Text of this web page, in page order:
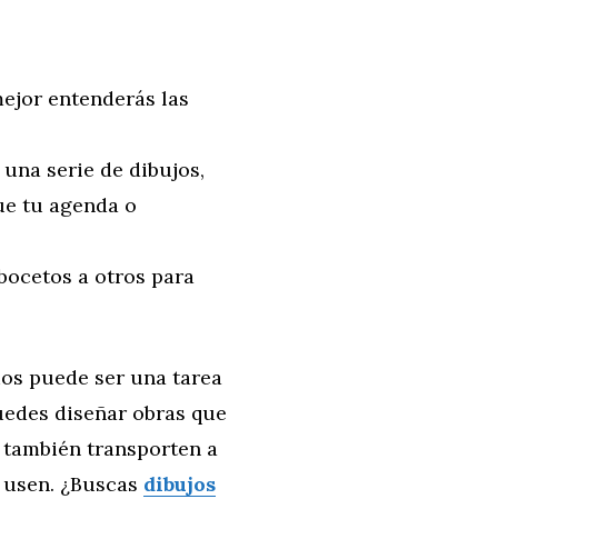
entenderás las
serie de dibujos,
tu agenda o
a otros para
puede ser una tarea
diseñar obras que
transporten a
¿Buscas dibujos